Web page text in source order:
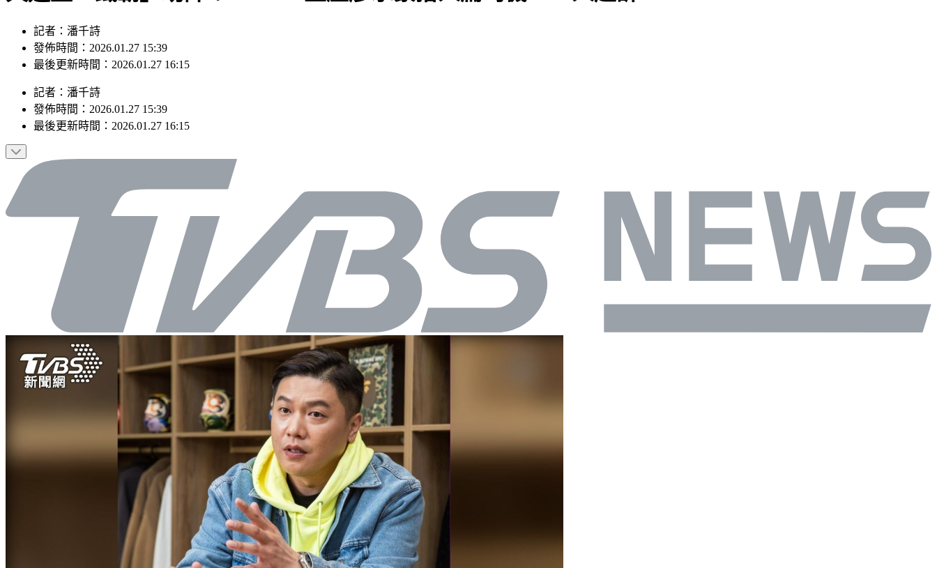
記者：潘千詩
發佈時間：2026.01.27 15:39
最後更新時間：2026.01.27 16:15
記者 ： 潘千詩
發佈時間： 2026.01.27 15:39
最後更新時間： 2026.01.27 16:15